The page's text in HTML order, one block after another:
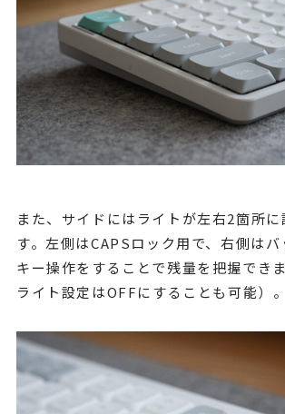
また、サイドにはライトが左右2箇所に
す。左側はCAPSロック用で、右側はバ
キー操作をすることで残量を把握でき
ライト設定はOFFにすることも可能）。